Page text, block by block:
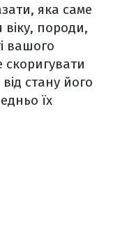
яка саме
віку, породи,
вашого
стану його
їх